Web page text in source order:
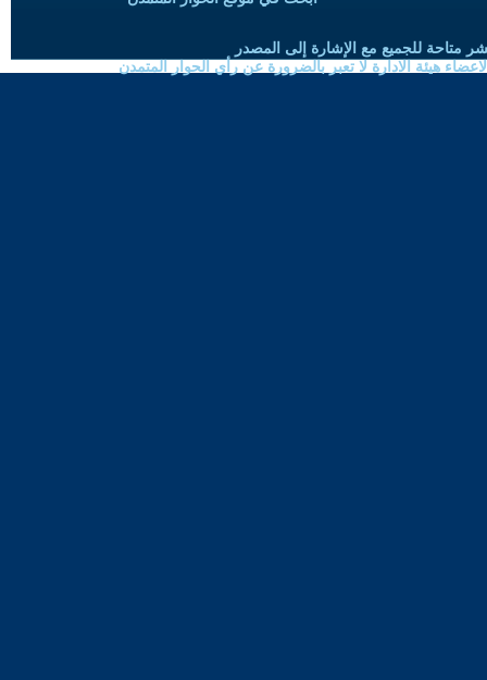
متاحة للجميع مع الإشارة إلى المصدر
هيئة الادارة لا تعبر بالضرورة عن رأي الحوار المتمدن